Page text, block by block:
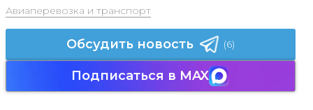
Авиаперевозка и транспорт
Обсудить новость (6)
Подписаться в MAX